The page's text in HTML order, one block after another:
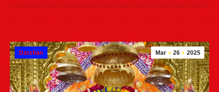
Mar 26 2025
Darshan